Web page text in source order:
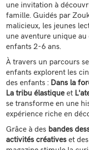
une invitation à
famille. Guidés par
malicieux, les jeunes
une aventure unique
enfants 2-6 ans.
À travers un parcours
enfants explorent les
des enfants : Dans la
La tribu élastiqueet
se transforme en une
expérience riche en
Grâce à des bandes
activités créativeset